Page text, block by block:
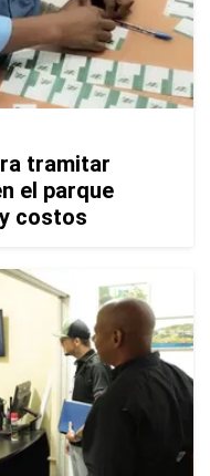
tramitar
el parque
costos